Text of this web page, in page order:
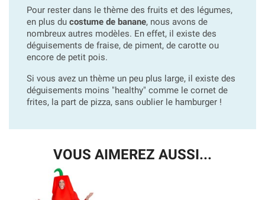
Pour rester dans le thème des fruits et des légumes,
en plus du costume de banane, nous avons de
nombreux autres modèles. En effet, il existe des
déguisements de fraise, de piment, de carotte ou
encore de petit pois.
Si vous avez un thème un peu plus large, il existe des
déguisements moins "healthy" comme le cornet de
frites, la part de pizza, sans oublier le hamburger !
VOUS AIMEREZ AUSSI...